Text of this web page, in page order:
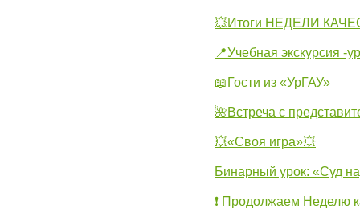
💥Итоги НЕДЕЛИ
📍Учебная экскурсия -
📖Гости из «УрГАУ»
🌺Встреча с
💥«Своя игра»💥
Бинарный урок: «Суд
❗ Продолжаем Неделю